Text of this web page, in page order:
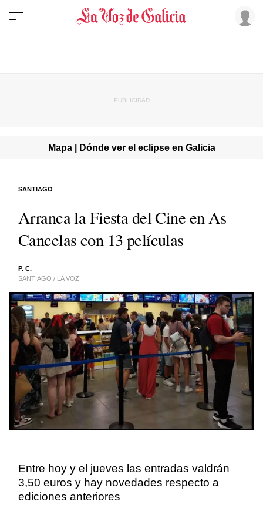
Mapa | Dónde ver el eclipse en Galicia
Arranca la Fiesta del Cine en As
Cancelas con 13 películas
P. C.
SANTIAGO / LA VOZ
SANTIAGO
Entre hoy y el jueves las entradas valdrán
3,50 euros y hay novedades respecto a
ediciones anteriores